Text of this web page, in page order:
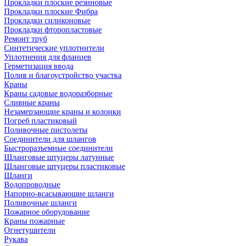
Прокладки плоские резиновые
Прокладки плоские Фибра
Прокладки силиконовые
Прокладки фторопластовые
Ремонт труб
Синтетические уплотнители
Уплотнения для фланцев
Герметизация ввода
Полив и благоустройство участка
Краны
Краны садовые водоразборные
Сливные краны
Незамерзающие краны и колонки
Погреб пластиковый
Поливочные пистолеты
Соединители для шлангов
Быстроразъемные соединители
Шланговые штуцеры латунные
Шланговые штуцеры пластиковые
Шланги
Водопроводные
Напорно-всасывающие шланги
Поливочные шланги
Пожарное оборудование
Краны пожарные
Огнетушители
Рукава